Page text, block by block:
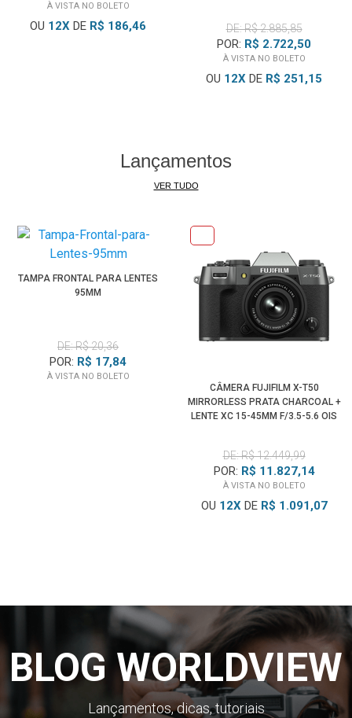
À VISTA NO BOLETO
OU 12X DE R$ 186,46 DE: R$ 2.885,85
POR: R$ 2.722,50
À VISTA NO BOLETO
OU 12X DE R$ 251,15
Lançamentos
VER TUDO
TAMPA FRONTAL PARA LENTES
95MM
DE: R$ 20,36
POR: R$ 17,84
À VISTA NO BOLETO
CÂMERA FUJIFILM X-T50
MIRRORLESS PRATA CHARCOAL +
LENTE XC 15-45MM F/3.5-5.6 OIS
DE: R$ 12.449,99
POR: R$ 11.827,14
À VISTA NO BOLETO
OU 12XDE R$ 1.091,07
BLOG WORLDVIEW
Lançamentos, dicas, tutoriais